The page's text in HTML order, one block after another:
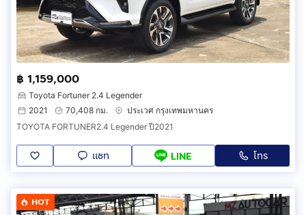
฿ 1,159,000
Toyota Fortuner 2.4 Legender
2021
70,408 กม.
ประเวศ กรุงเทพมหานคร
TOYOTA FORTUNER2.4 Legender ปี2021
แชท LINE โทร
HOT